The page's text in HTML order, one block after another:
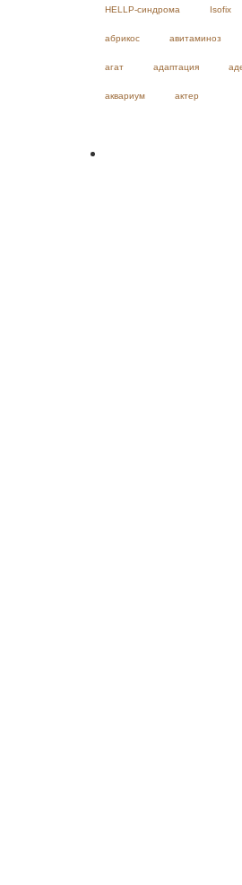
HELLP-синдрома Isofix
абрикос авитаминоз
агат адаптация
аквариум актер